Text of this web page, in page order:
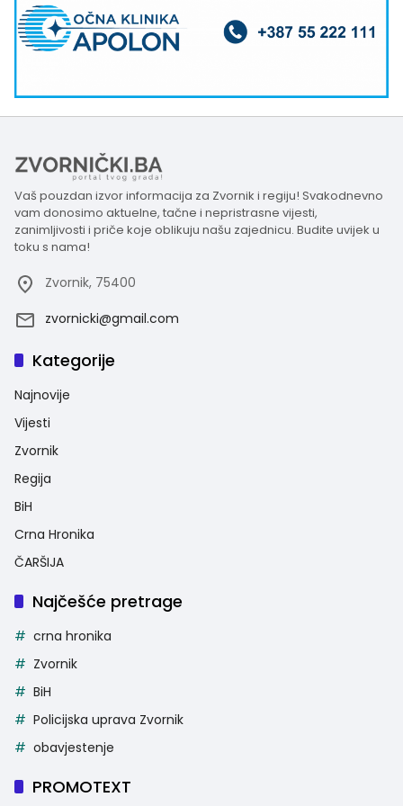
Vaš pouzdan izvor informacija za Zvornik i regiju! Svakodnevno
vam donosimo aktuelne, tačne i nepristrasne vijesti,
zanimljivosti i priče koje oblikuju našu zajednicu. Budite uvijek u
toku s nama!
Zvornik, 75400
zvornicki@gmail.com
Kategorije
Najnovije
Vijesti
Zvornik
Regija
BiH
Crna Hronika
ČARŠIJA
Najčešće pretrage
crna hronika
Zvornik
BiH
Policijska uprava Zvornik
obavjestenje
PROMOTEXT